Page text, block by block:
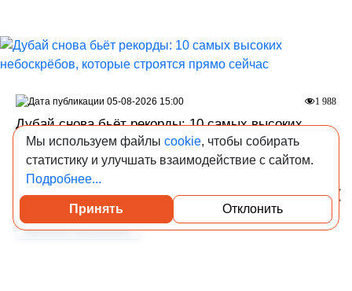
Дубай снова бьёт рекорды: 10 самых высоких
небоскрёбов, которые строятся прямо сейчас
Редакция Всеостройке.рф объясняет, что такое
«вертикальные кварталы» в Дубае и как одна башня
заменяет целый район.
Мировой девелопмент
1 988
05-08-2026 15:00
Посмотреть каталог проверенных квартир
Мы используем файлы cookie, чтобы собирать
статистику и улучшать взаимодействие с сайтом.
Подробнее...
Принять Отклонить